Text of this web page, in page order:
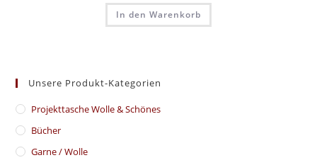
In den Warenkorb
Unsere Produkt-Kategorien
​Projekttasche Wolle & Schönes
Bücher
Garne / Wolle